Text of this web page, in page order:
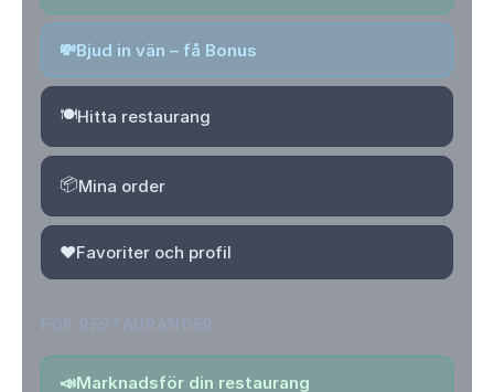
💸Bjud in vän – få Bonus
🍽️Hitta restaurang
📦Mina order
❤️Favoriter och profil
📣Marknadsför din restaurang